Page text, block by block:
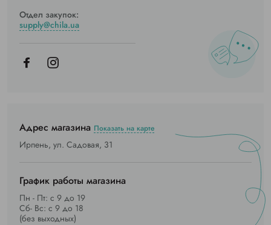
Отдел закупок:
supply@chila.ua
Адрес магазина Показать на карте
Ирпень, ул. Садовая, 31
График работы магазина
Пн - Пт: с 9 до 19
Сб- Вс: с 9 до 18
(без выходных)